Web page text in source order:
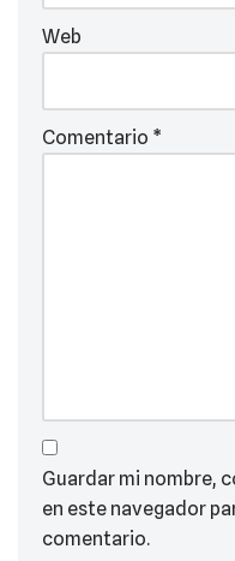
Web
Comentario *
Guardar mi nombre,
en este navegador
comentario.